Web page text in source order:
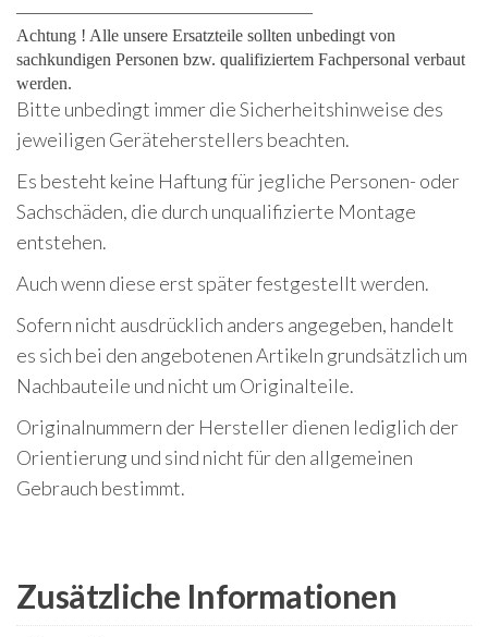
—————————————————
Achtung ! Alle unsere Ersatzteile sollten unbedingt von
sachkundigen Personen bzw. qualifiziertem Fachpersonal verbaut
werden.
Bitte unbedingt immer die Sicherheitshinweise des
jeweiligen Geräteherstellers beachten.
Es besteht keine Haftung für jegliche Personen- oder
Sachschäden, die durch unqualifizierte Montage
entstehen.
Auch wenn diese erst später festgestellt werden.
Sofern nicht ausdrücklich anders angegeben, handelt
es sich bei den angebotenen Artikeln grundsätzlich um
Nachbauteile und nicht um Originalteile.
Originalnummern der Hersteller dienen lediglich der
Orientierung und sind nicht für den allgemeinen
Gebrauch bestimmt.
Zusätzliche Informationen